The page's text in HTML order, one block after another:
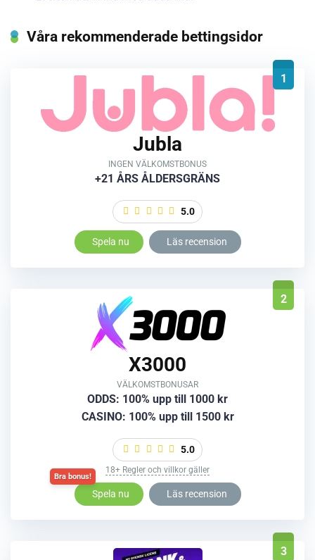
Våra rekommenderade bettingsidor
1
Jubla
INGEN VÄLKOMSTBONUS
+21 ÅRS ÅLDERSGRÄNS
5.0
Spela nu Läs recension
2
X3000
VÄLKOMSTBONUSAR
ODDS: 100% upp till 1000 kr
CASINO: 100% upp till 1500 kr
5.0
18+ Regler och villkor gäller
Spela nu Läs recension
3